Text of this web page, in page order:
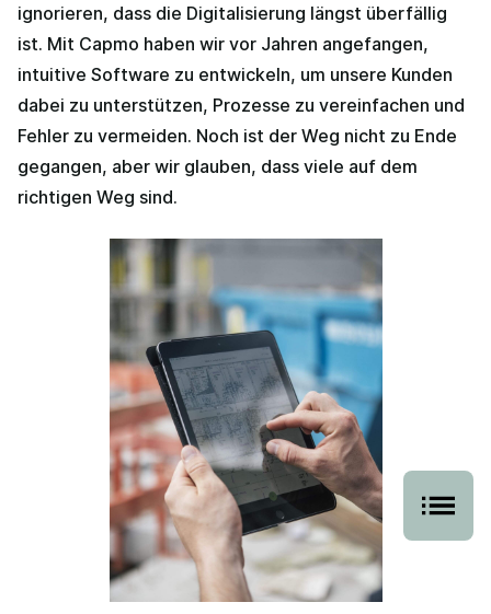
ignorieren, dass die Digitalisierung längst überfällig
ist. Mit Capmo haben wir vor Jahren angefangen,
intuitive Software zu entwickeln, um unsere Kunden
dabei zu unterstützen, Prozesse zu vereinfachen und
Fehler zu vermeiden. Noch ist der Weg nicht zu Ende
gegangen, aber wir glauben, dass viele auf dem
richtigen Weg sind.